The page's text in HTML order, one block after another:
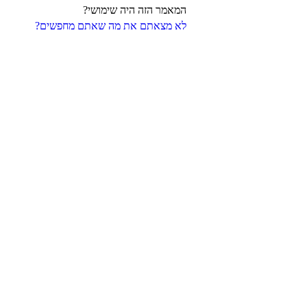
לא מצאתם את מה שאתם מחפשים?
המאמר הזה היה שימושי?